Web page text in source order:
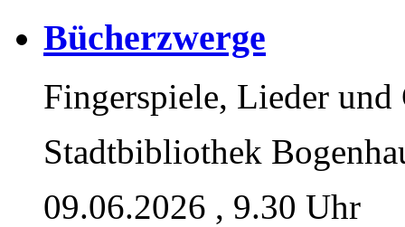
Bücherzwerge
Fingerspiele, Lieder und
Stadtbibliothek
09.06.2026 , 9.30 Uhr